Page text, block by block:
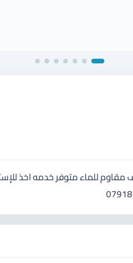
دانلوب قماش واتوربروف مقاوم للماء متوفر